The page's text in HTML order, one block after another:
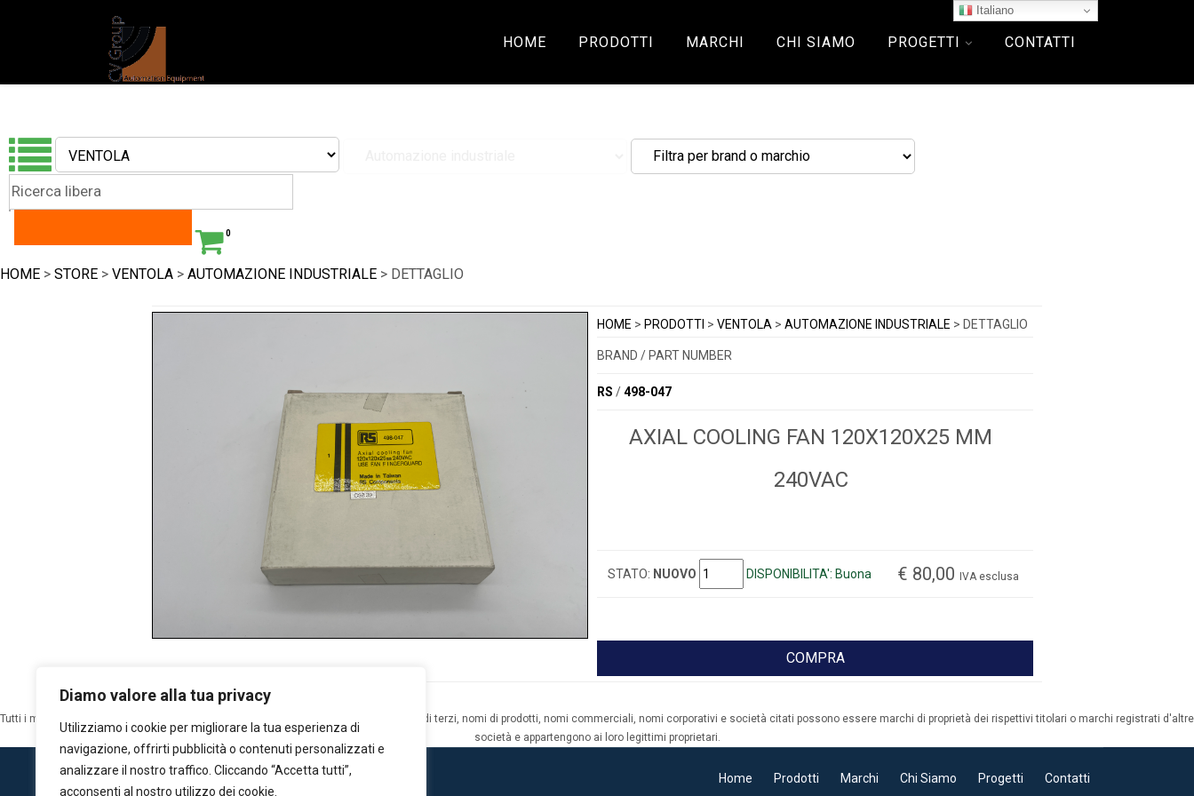
Diamo valore alla tua privacy
Utilizziamo i cookie per migliorare la tua esperienza di
navigazione, offrirti pubblicità o contenuti personalizzati e
analizzare il nostro traffico. Cliccando “Accetta tutti”,
acconsenti al nostro utilizzo dei cookie.
HOME PRODOTTI MARCHI CHI SIAMO PROGETTI CONTATTI
0
HOME > STORE > VENTOLA > AUTOMAZIONE INDUSTRIALE > DETTAGLIO
HOME > PRODOTTI > VENTOLA > AUTOMAZIONE INDUSTRIALE > DETTAGLIO
BRAND / PART NUMBER
RS /498-047
AXIAL COOLING FAN 120X120X25 MM
240VAC
STATO: NUOVO DISPONIBILITA': Buona € 80,00 IVA esclusa
COMPRA
Tutti i marchi qui esposti sono di proprietà dei rispettivi detentori dei copyright: marchi di terzi, nomi di prodotti, nomi commerciali, nomi corporativi e società citati possono essere marchi di proprietà dei rispettivi titolari o marchi registrati d'altre
società e appartengono ai loro legittimi proprietari.
Copyright © C.V.Group srl - Partita IVA IT10246460017 Home Prodotti Marchi Chi Siamo Progetti Contatti
Italiano